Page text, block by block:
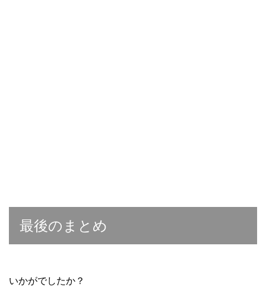
最後のまとめ
いかがでしたか？